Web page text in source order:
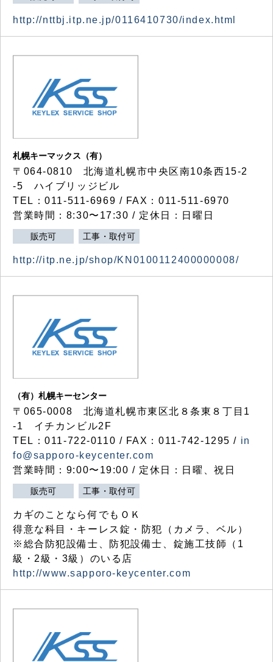
http://nttbj.itp.ne.jp/0116410730/index.html
札幌キーマックス（有）
〒064-0810 北海道札幌市中央区南10条西15-2
-5 ハイブリッジビル
TEL：011-511-6969 / FAX：011-511-6970
営業時間：8:30〜17:30 / 定休日：日曜日
販売可 工事・取付可
http://itp.ne.jp/shop/KN0100112400000008/
（有）札幌キーセンター
〒065-0008 北海道札幌市東区北８条東８丁目1
-1 イチカンビル2F
TEL：011-722-0110 / FAX：011-742-1295 / in
fo@sapporo-keycenter.com
営業時間：9:00〜19:00 / 定休日：日曜、祝日
販売可 工事・取付可
カギのことなら何でもＯＫ
得意な科目・キーレス錠・防犯（カメラ、ベル）
※総合防犯設備士、防犯設備士、錠施工技師（1
級・2級・3級）のいる店
http://www.sapporo-keycenter.com